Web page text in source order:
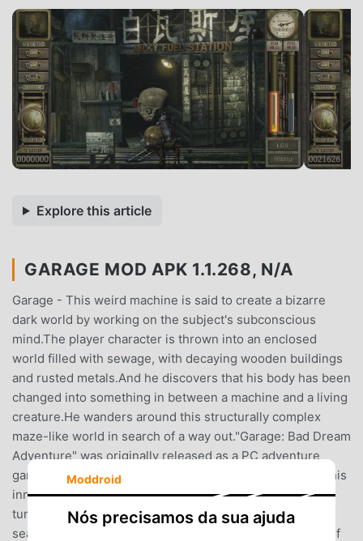
Explore this article
GARAGE MOD APK 1.1.268, N/A
Garage - This weird machine is said to create a bizarre
dark world by working on the subject's subconscious
mind.The player character is thrown into an enclosed
world filled with sewage, with decaying wooden buildings
and rusted metals.And he discovers that his body has been
changed into something in between a machine and a living
creature.He wanders around this structurally complex
maze-like world in search of a way out."Garage: Bad Dream
Adventure" was originally released as a PC adventure
game in 1999. In this game, the player character enters his
inner world through a psychotherapeutic machine. He is
turned into an odd-looking biological machine and
searches for a way to escape from that world. Because of
Moddroid
Nós precisamos da sua ajuda